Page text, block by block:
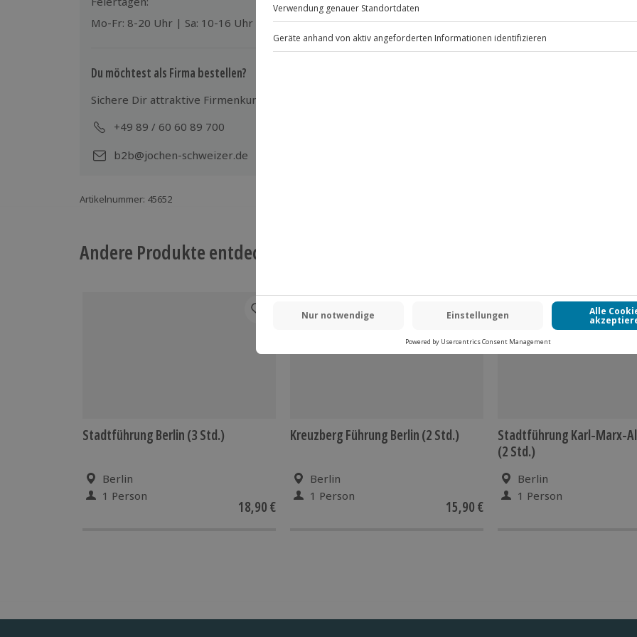
Mo-Fr: 8-20 Uhr | Sa: 10-16 Uhr
Du möchtest als Firma bestellen?
Sichere Dir attraktive Firmenkunden Vorteile.
+49 89 / 60 60 89 700
b2b@jochen-schweizer.de
Artikelnummer: 45652
Andere Produkte entdecken
Stadtführung Berlin (3 Std.)
Berlin
1 Person
18,90 €
Kreuzberg Führung Berlin (2 Std.)
Berlin
1 Person
15,90 €
Stadtführung Karl-Marx-
(2 Std.)
Berlin
1 Person